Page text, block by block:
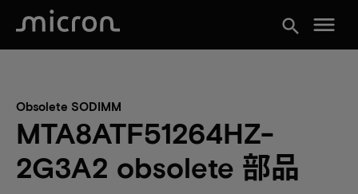
search menu
Obsolete SODIMM
MTA8ATF51264HZ-
2G3A2 obsolete 部品